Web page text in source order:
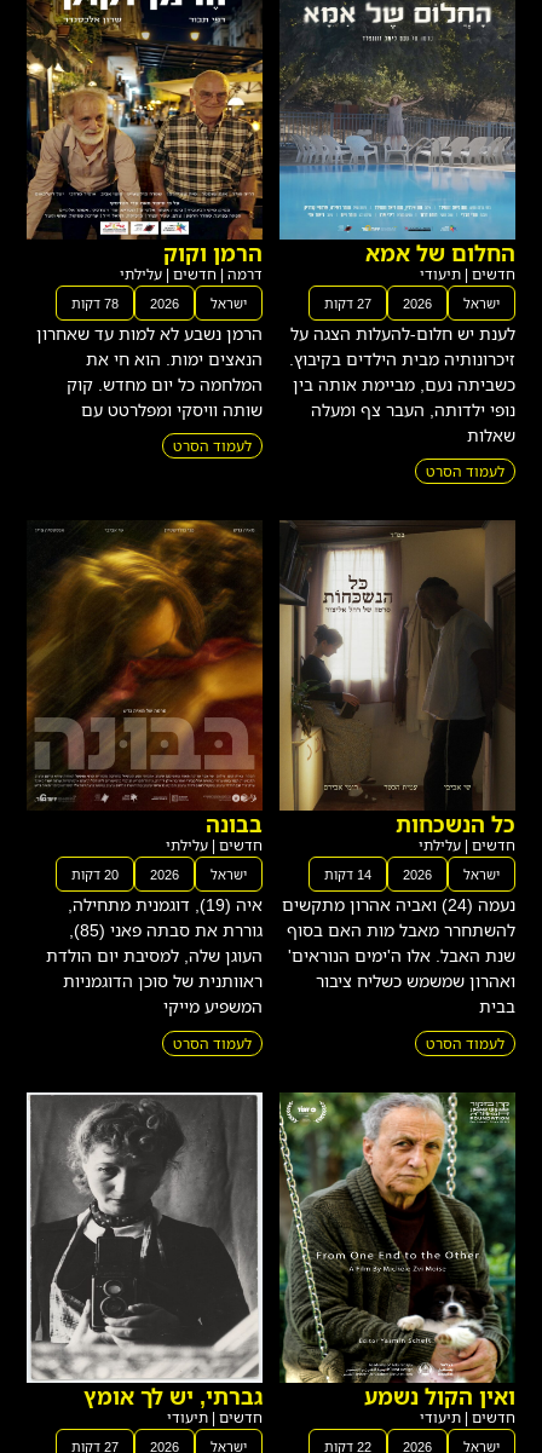
החלום של אמא
חדשים |תיעודי
ישראל 2026 27 דקות
לענת יש חלום-להעלות הצגה על
זיכרונותיה מבית הילדים בקיבוץ.
כשביתה נעם, מביימת אותה בין
נופי ילדותה, העבר צף ומעלה
שאלות
לעמוד הסרט
הרמן וקוק
דרמה | חדשים | עלילתי
ישראל 2026 78 דקות
הרמן נשבע לא למות עד שאחרון
הנאצים ימות. הוא חי את
המלחמה כל יום מחדש. קוק
שותה וויסקי ומפלרטט עם
לעמוד הסרט
כל הנשכחות
חדשים |עלילתי
ישראל 2026 14 דקות
נעמה (24) ואביה אהרון מתקשים
להשתחרר מאבל מות האם בסוף
שנת האבל. אלו ה'ימים הנוראים'
ואהרון שמשמש כשליח ציבור
בבית
לעמוד הסרט
בבונה
חדשים | עלילתי
ישראל 2026 20 דקות
איה (19), דוגמנית מתחילה,
גוררת את סבתה פאני (85),
העוגן שלה, למסיבת יום הולדת
ראוותנית של סוכן הדוגמניות
המשפיע מייקי
לעמוד הסרט
ואין הקול נשמע
חדשים |תיעודי
ישראל 2026 22 דקות
גברתי, יש לך אומץ
חדשים | תיעודי
ישראל 2026 27 דקות